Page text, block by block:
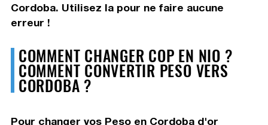
Cordoba. Utilisez la pour ne faire aucune
erreur !
COMMENT CHANGER COP EN NIO ?
COMMENT CONVERTIR PESO VERS
CORDOBA ?
Pour changer vos Peso en Cordoba d'or